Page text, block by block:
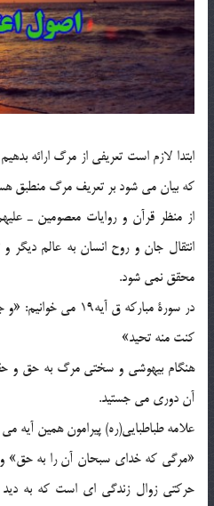
ابتدا لازم است تعريفي از مرگ ارائه
كه بيان مي شود بر تعريف مرگ منطبق
انتقال جان و روح انسان به عالم ديگر
محقق نمي شود.
در سورة مباركه ق
كنت منه تحيد»
هنگام بيهوشي و سختي مرگ به حق و
آن دوري مي جستيد.
علامه طباطبايي(ره) پيرامون همين آيه مي
«مرگي كه خداي سبحان آن را به
حركتي زوال زندگي اي است كه به ديد